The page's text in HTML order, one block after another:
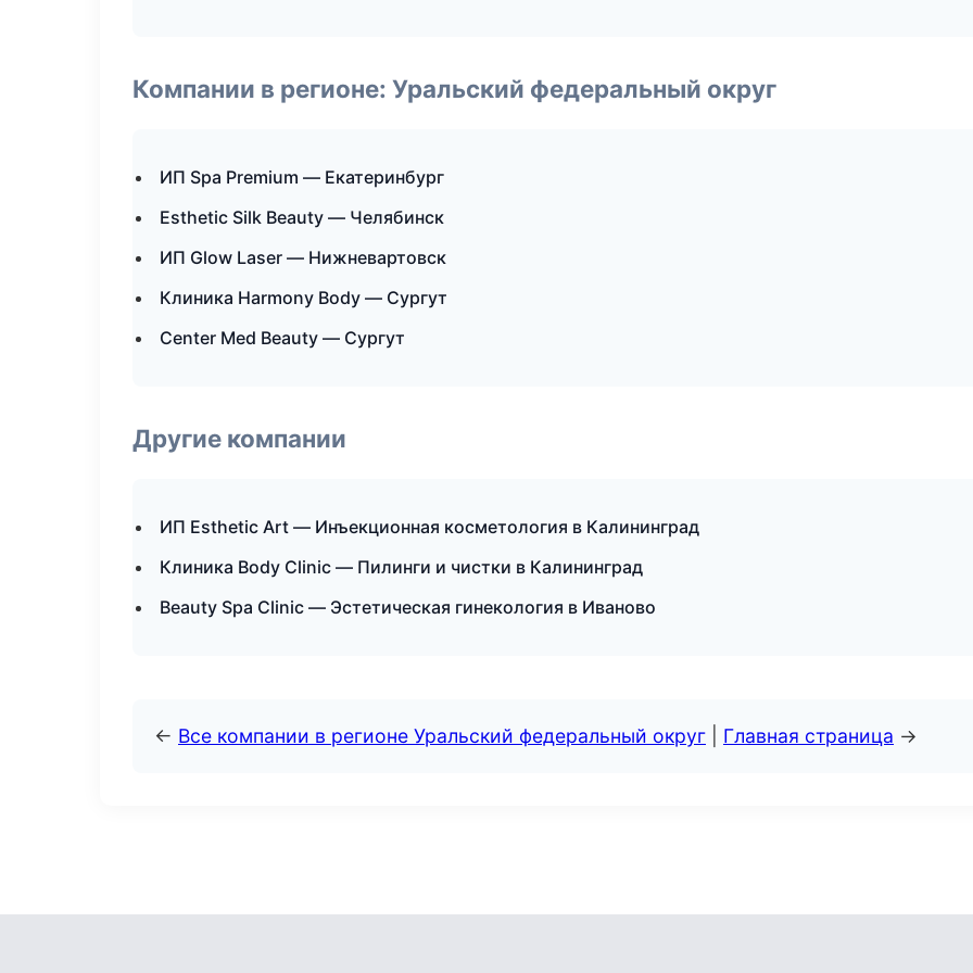
Компании в регионе: Уральский федеральный округ
ИП Spa Premium — Екатеринбург
Esthetic Silk Beauty — Челябинск
ИП Glow Laser — Нижневартовск
Клиника Harmony Body — Сургут
Center Med Beauty — Сургут
Другие компании
ИП Esthetic Art — Инъекционная косметология в Калининград
Клиника Body Clinic — Пилинги и чистки в Калининград
Beauty Spa Clinic — Эстетическая гинекология в Иваново
← Все компании в регионе Уральский федеральный округ Главная страница →